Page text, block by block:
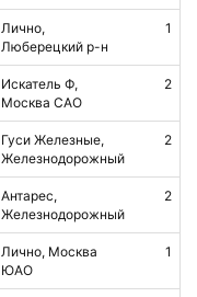
Лично,
Люберецкий р-н
1
Искатель Ф,
Москва САО
2
Гуси Железные,
Железнодорожный
2
Антарес,
Железнодорожный
2
Лично, Москва
ЮАО
1